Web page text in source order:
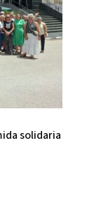
solidaria